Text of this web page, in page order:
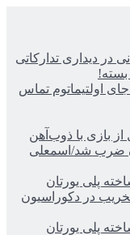
در دیداری تدارکاتی
اولتیماتوم تماس
از بازی با ذوب‌آهن
ضرب شد/اسمعلی
پلی یورتان
در دکوراسیون
پلی یورتان